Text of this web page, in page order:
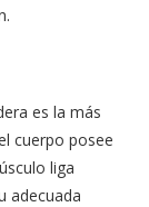
es la más
cuerpo posee
liga
adecuada